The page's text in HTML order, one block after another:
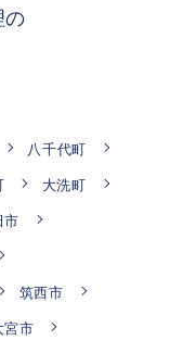
の
八千代町
大洗町
市
筑西市
宮市